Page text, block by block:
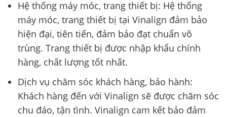
Hệ thống máy móc, trang thiết bị: Hệ thống
máy móc, trang thiết bị tại Vinalign đảm bảo
hiện đại, tiên tiến, đảm bảo đạt chuẩn vô
trùng. Trang thiết bị được nhập khẩu chính
hàng, chất lượng tốt nhất.
Dịch vụ chăm sóc khách hàng, bảo hành:
Khách hàng đến với Vinalign sẽ được chăm sóc
chu đáo, tận tình. Vinalign cam kết bảo đảm